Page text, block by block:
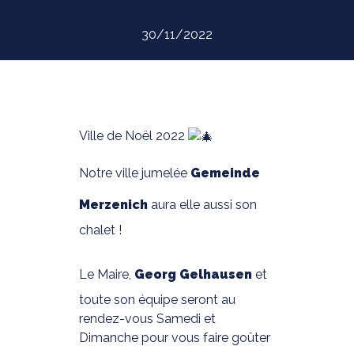
30/11/2022
Ville de Noël 2022
Notre ville jumelée Gemeinde
Merzenichaura elle aussi son
chalet !
Le Maire, Georg Gelhausenet
toute son équipe seront au
rendez-vous Samedi et
Dimanche pour vous faire goûter